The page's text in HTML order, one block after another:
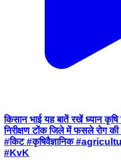
किसान भाई यह बातें रखें ध्यान कृषि
निरीक्षण टोंक जिले में फसले रोग
#किट #कृषिवैज्ञानिक
#KvK